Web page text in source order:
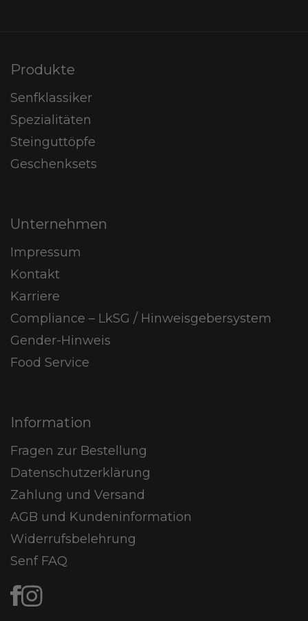
Produkte
Senfklassiker
Spezialitäten
Steinguttöpfe
Geschenksets
Unternehmen
Impressum
Kontakt
Karriere
Compliance – LkSG / Hinweisgebersystem
Gender-Hinweis
Food Service
Information
Fragen zur Bestellung
Datenschutzerklärung
Zahlung und Versand
AGB und Kundeninformation
Widerrufsbelehrung
Senf FAQ